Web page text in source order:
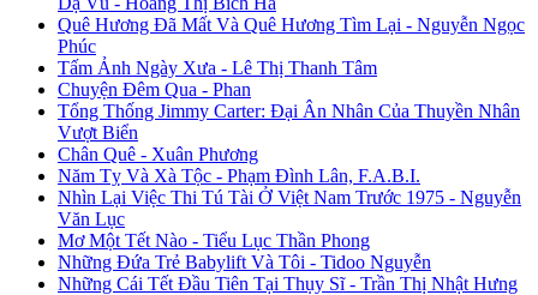
Quê Hương Đã Mất Và Quê Hương Tìm Lại - Nguyễn Ngọc
Phúc
Tấm Ảnh Ngày Xưa - Lê Thị Thanh Tâm
Chuyện Đêm Qua - Phan
Tổng Thống Jimmy Carter: Đại Ân Nhân Của Thuyền Nhân
Vượt Biển
Chân Quê - Xuân Phương
Năm Tỵ Và Xà Tộc - Phạm Đình Lân, F.A.B.I.
Nhìn Lại Việc Thi Tú Tài Ở Việt Nam Trước 1975 - Nguyễn
Văn Lục
Mơ Một Tết Nào - Tiểu Lục Thần Phong
Những Đứa Trẻ Babylift Và Tôi - Tidoo Nguyễn
Những Cái Tết Đầu Tiên Tại Thụy Sĩ - Trần Thị Nhật Hưng